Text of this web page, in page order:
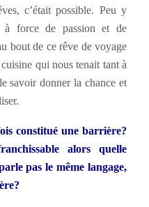
c’était possible. Peu y
à force de passion et de
bout de ce rêve de voyage
qui nous tenait tant à
savoir donner la chance et
constitué une barrière?
alors quelle
pas le même langage,